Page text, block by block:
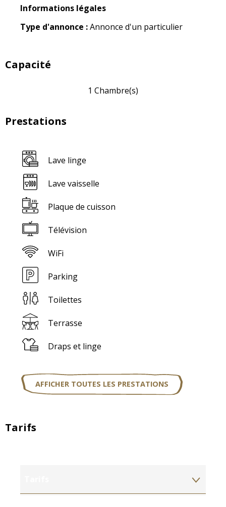
Informations légales
Informations légales
Type d'annonce :Annonce d'un particulier
Capacité
1 Chambre(s)
Prestations
Lave linge
Lave vaisselle
Plaque de cuisson
Télévision
WiFi
Parking
Toilettes
Terrasse
Draps et linge
AFFICHER TOUTES LES PRESTATIONS
Tarifs